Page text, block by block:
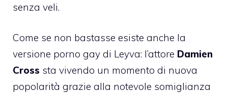
senza veli.
Come se non bastasse esiste anche la
versione porno gay di Leyva: l’attore Damien
Cross sta vivendo un momento di nuova
popolarità grazie alla notevole somiglianza